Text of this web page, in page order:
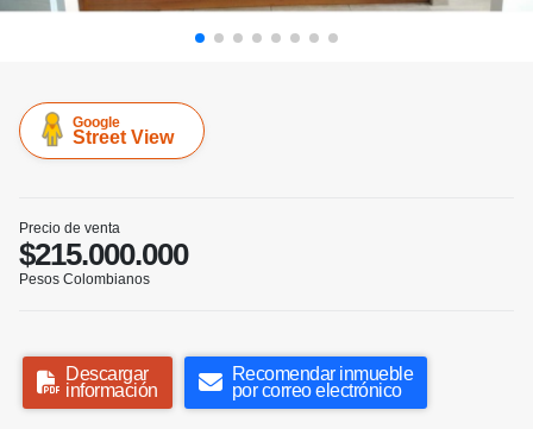
Google
Street View
Precio de venta
$215.000.000
Pesos Colombianos
Descargar
información
Recomendar inmueble
por correo electrónico